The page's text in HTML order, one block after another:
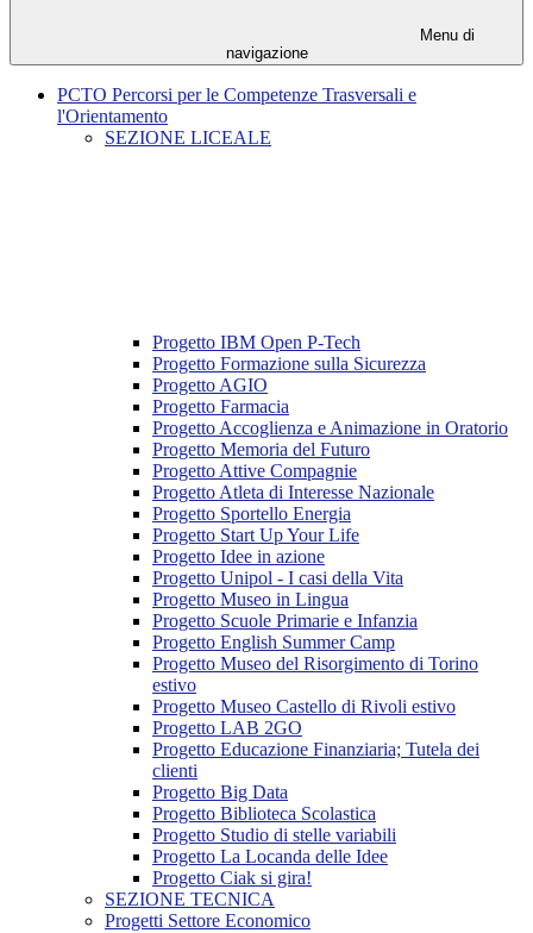
Menu di
navigazione
PCTO Percorsi per le Competenze Trasversali e
l'Orientamento
SEZIONE LICEALE
Progetto IBM Open P-Tech
Progetto Formazione sulla Sicurezza
Progetto AGIO
Progetto Farmacia
Progetto Accoglienza e Animazione in Oratorio
Progetto Memoria del Futuro
Progetto Attive Compagnie
Progetto Atleta di Interesse Nazionale
Progetto Sportello Energia
Progetto Start Up Your Life
Progetto Idee in azione
Progetto Unipol - I casi della Vita
Progetto Museo in Lingua
Progetto Scuole Primarie e Infanzia
Progetto English Summer Camp
Progetto Museo del Risorgimento di Torino
estivo
Progetto Museo Castello di Rivoli estivo
Progetto LAB 2GO
Progetto Educazione Finanziaria; Tutela dei
clienti
Progetto Big Data
Progetto Biblioteca Scolastica
Progetto Studio di stelle variabili
Progetto La Locanda delle Idee
Progetto Ciak si gira!
SEZIONE TECNICA
Progetti Settore Economico